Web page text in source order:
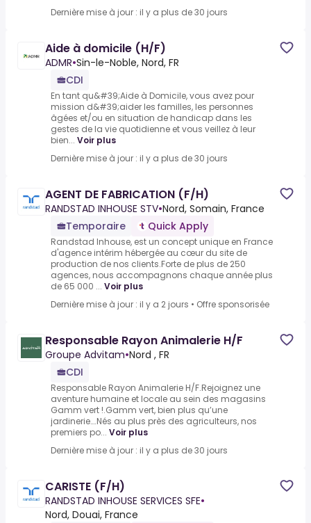
Dernière mise à jour : il y a plus de 30 jours
Aide à domicile (H/F)
ADMR•Sin-le-Noble, Nord, FR
CDI
En tant qu&#39;Aide à Domicile, vous avez pour
mission d&#39;aider les familles, les personnes
âgées et/ou en situation de handicap dans les
gestes de la vie quotidienne et vous veillez à leur
bien... Voir plus
Dernière mise à jour : il y a plus de 30 jours
AGENT DE FABRICATION (F/H)
RANDSTAD INHOUSE STV•Nord, Somain, France
Temporaire
Quick Apply
Randstad Inhouse, est un concept unique en France
d'agence intérim hébergée au cœur du site de
production de nos clients.Forte de plus de 250
agences, nous accompagnons chaque année plus
de 65 000 ... Voir plus
Dernière mise à jour : il y a 2 jours • Offre sponsorisée
Responsable Rayon Animalerie H/F
Groupe Advitam•Nord , FR
CDI
Responsable Rayon Animalerie H/F.Rejoignez une
aventure humaine et locale au sein des magasins
Gamm vert !.Gamm vert, bien plus qu’une
jardinerie….Nés au plus près des agriculteurs, nos
premiers po... Voir plus
Dernière mise à jour : il y a plus de 30 jours
CARISTE (F/H)
RANDSTAD INHOUSE SERVICES SFE•
Nord, Douai, France